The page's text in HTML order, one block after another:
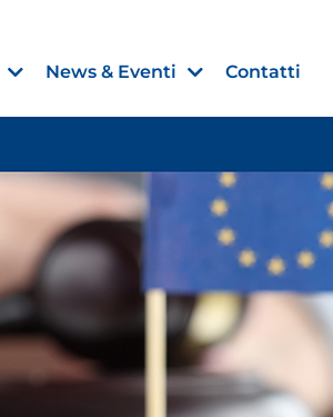
News & Eventi
e Incentivi alle Imprese
Contatti